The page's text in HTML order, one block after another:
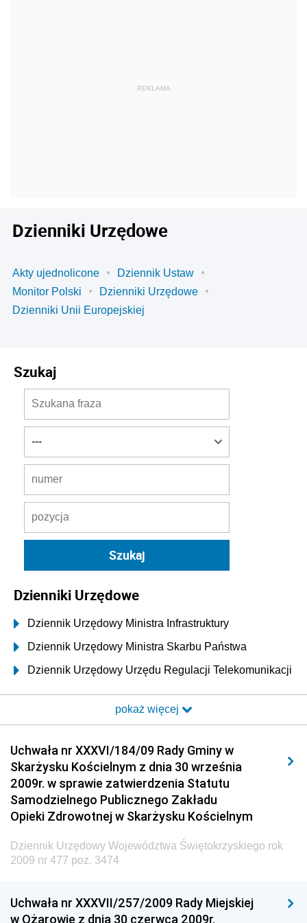
Dzienniki Urzędowe
Akty ujednolicone
Dziennik Ustaw
Monitor Polski
Dzienniki Urzędowe
Dzienniki Unii Europejskiej
Szukaj
Dzienniki Urzędowe
Dziennik Urzędowy Ministra Infrastruktury
Dziennik Urzędowy Ministra Skarbu Państwa
Dziennik Urzędowy Urzędu Regulacji Telekomunikacji
Dziennik Urzędowy Ministra Transportu i Budownictwa
Elektronicznej
Dziennik Urzędowy Ministra Spraw Wewnętrznych i
Administracji
Dziennik Urzędowy Ministra Transportu
Dziennik Urzędowy Ministra Budownictwa
Dziennik Urzędowy Ministra Nauki i Szkolnictwa
Dziennik Urzędowy Głównego Urzędu Miar
pokaż więcej
Uchwała nr XXXVI/184/09 Rady Gminy w
Skarżysku Kościelnym z dnia 30 września
2009r. w sprawie zatwierdzenia Statutu
Samodzielnego Publicznego Zakładu
Opieki Zdrowotnej w Skarżysku Kościelnym
Dziennik Urzędowy Województwa Świętokrzyskiego rok
2009 nr 477 poz. 3474
Uchwała nr XXXVII/257/2009 Rady Miejskiej
w Ożarowie z dnia 30 czerwca 2009r.